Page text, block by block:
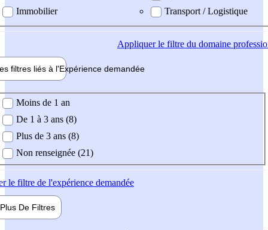
Immobilier
Transport / Logistique
Appliquerle filtre du domaine
filtres liés à l'Expérience demandée
demandée
Moins de 1 an
De 1 à 3 ans (8)
Plus de 3 ans (8)
Non renseignée (21)
le filtre de l'expérience demandée
Plus De Filtres